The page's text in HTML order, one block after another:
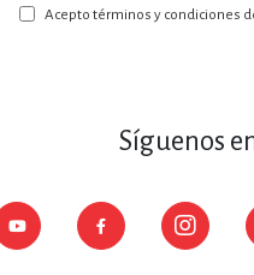
boletín:
Acepto términos y condiciones
Síguenos